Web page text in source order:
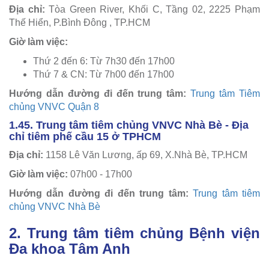
Địa chỉ:Tòa Green River, Khối C, Tầng 02, 2225 Phạm
Thế Hiển, P.Bình Đông , TP.HCM
Giờ làm việc:
Thứ 2 đến 6: Từ 7h30 đến 17h00
Thứ 7 & CN: Từ 7h00 đến 17h00
Hướng dẫn đường đi đến trung tâm:Trung tâm Tiêm
chủng VNVC Quận 8
1.45. Trung tâm tiêm chủng VNVC Nhà Bè - Địa
chỉ tiêm phế cầu 15 ở TPHCM
Địa chỉ: 1158 Lê Văn Lương, ấp 69, X.Nhà Bè, TP.HCM
Giờ làm việc: 07h00 - 17h00
Hướng dẫn đường đi đến trung tâm:Trung tâm tiêm
chủng VNVC Nhà Bè
2. Trung tâm tiêm chủng Bệnh viện
Đa khoa Tâm Anh